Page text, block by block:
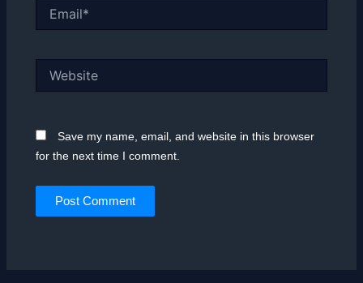
Save my name, email, and website in this browser
for the next time I comment.